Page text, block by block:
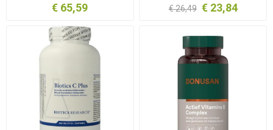
€ 65,59 € 26,49 € 23,84